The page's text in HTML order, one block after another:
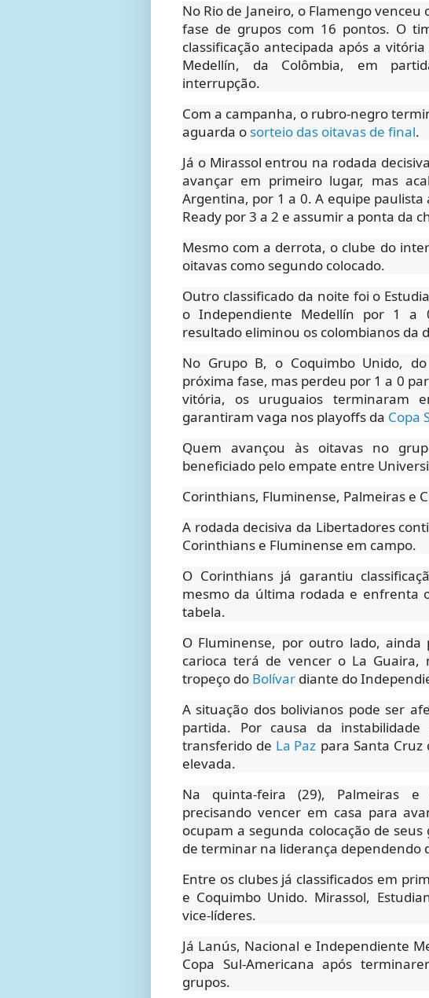
No Rio de Janeiro, o Flamengo
fase de grupos com 16 pontos. O
classificação antecipada após a
Medellín, da Colômbia, em
interrupção.
Com a campanha, o rubro-negro
aguarda o sorteio das oitavas de final.
Já o Mirassol entrou na rodada
avançar em primeiro lugar, mas
Argentina, por 1 a 0. A equipe paulista
Ready por 3 a 2 e assumir a ponta da
Mesmo com a derrota, o clube do
oitavas como segundo colocado.
Outro classificado da noite foi o
o Independiente Medellín por 1 a
resultado eliminou os colombianos da
No Grupo B, o Coquimbo Unido,
próxima fase, mas perdeu por 1 a 0
vitória, os uruguaios terminaram
garantiram vaga nos playoffs da Copa
Quem avançou às oitavas no
beneficiado pelo empate entre
Corinthians, Fluminense, Palmeiras e
A rodada decisiva da Libertadores
Corinthians e Fluminense em campo.
O Corinthians já garantiu
mesmo da última rodada e enfrenta
tabela.
O Fluminense, por outro lado,
carioca terá de vencer o La
tropeço do Bolívar diante do
A situação dos bolivianos pode ser
partida. Por causa da
transferido de La Paz para Santa
elevada.
Na quinta-feira (29), Palmeiras
precisando vencer em casa para
ocupam a segunda colocação de
de terminar na liderança dependendo
Entre os clubes já classificados em
e Coquimbo Unido. Mirassol,
vice-líderes.
Já Lanús, Nacional e Independiente
Copa Sul-Americana após
grupos.